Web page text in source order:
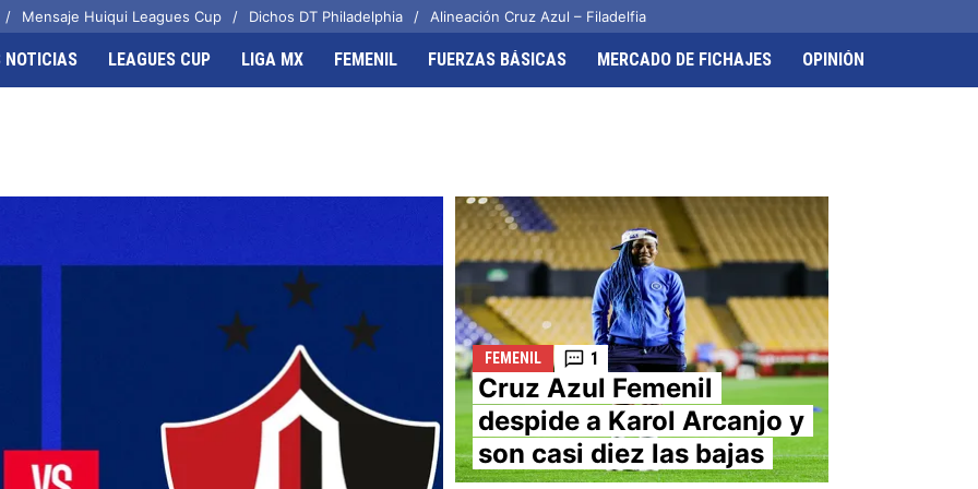
Mensaje Huiqui Leagues Cup Dichos DT Philadelphia Alineación Cruz Azul – Filadelfia
NOTICIAS LEAGUES CUP LIGA MX FEMENIL FUERZAS BÁSICAS MERCADO DE FICHAJES OPINIÓN
Básicas
Erik Lira
FEMENIL 1
Cruz Azul Femenil
despide a Karol Arcanjo y
son casi diez las bajas